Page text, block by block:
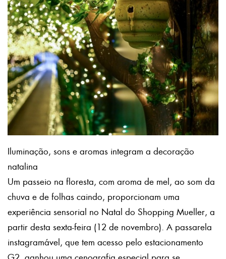
Iluminação, sons e aromas integram a decoração
natalina
Um passeio na floresta, com aroma de mel, ao som da
chuva e de folhas caindo, proporcionam uma
experiência sensorial no Natal do Shopping Mueller, a
partir desta sexta-feira (12 de novembro). A passarela
instagramável, que tem acesso pelo estacionamento